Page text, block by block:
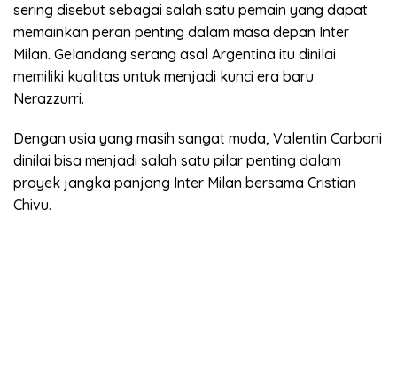
sering disebut sebagai salah satu pemain yang dapat
memainkan peran penting dalam masa depan Inter
Milan. Gelandang serang asal Argentina itu dinilai
memiliki kualitas untuk menjadi kunci era baru
Nerazzurri.
Dengan usia yang masih sangat muda, Valentin Carboni
dinilai bisa menjadi salah satu pilar penting dalam
proyek jangka panjang Inter Milan bersama Cristian
Chivu.